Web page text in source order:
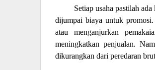
Setiap usaha pastilah
dijumpai biaya untuk
atau menganjurkan
meningkatkan penjualan.
dikurangkan dari peredaran